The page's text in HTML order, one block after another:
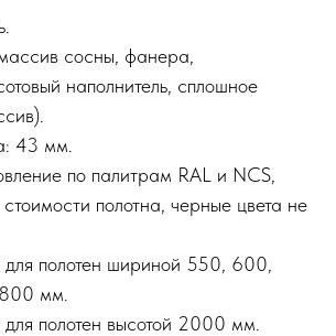
сосны, фанера,
наполнитель, сплошное
43 мм.
по палитрам RAL и NCS,
полотна, черные цвета не
для полотен шириной 550, 600,
мм.
полотен высотой 2000 мм.